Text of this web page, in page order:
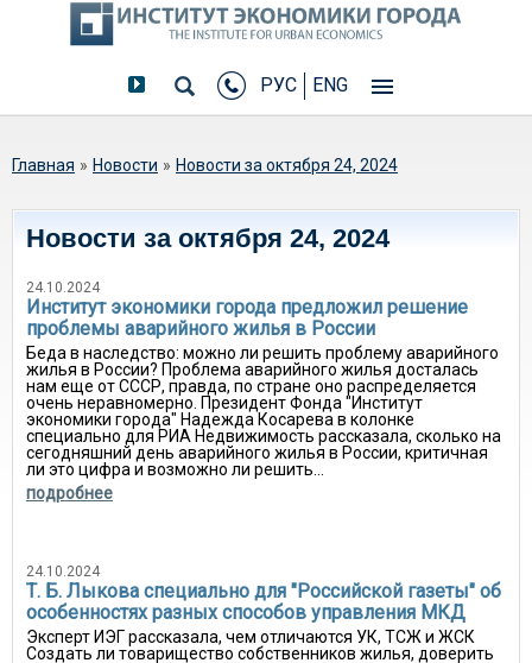
РУС ENG
Вы здесь
Главная » Новости » Новости за октября 24, 2024
Новости за октября 24, 2024
24.10.2024
Институт экономики города предложил решение
проблемы аварийного жилья в России
Беда в наследство: можно ли решить проблему аварийного
жилья в России? Проблема аварийного жилья досталась
нам еще от СССР, правда, по стране оно распределяется
очень неравномерно. Президент Фонда "Институт
экономики города" Надежда Косарева в колонке
специально для РИА Недвижимость рассказала, сколько на
сегодняшний день аварийного жилья в России, критичная
ли это цифра и возможно ли решить...
подробнее
24.10.2024
Т. Б. Лыкова специально для "Российской газеты" об
особенностях разных способов управления МКД
Эксперт ИЭГ рассказала, чем отличаются УК, ТСЖ и ЖСК
Создать ли товарищество собственников жилья, доверить